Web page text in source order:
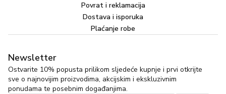
Povrat i reklamacija
Dostava i isporuka
Plaćanje robe
Newsletter
Ostvarite 10% popusta prilikom sljedeće kupnje i prvi otkrijte
sve o najnovijim proizvodima, akcijskim i ekskluzivnim
ponudama te posebnim događanjima.